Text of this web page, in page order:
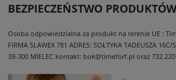
BEZPIECZEŃSTWO PRODUKTÓW
Osoba odpowiedzialna za produkt na terenie UE :
FIRMA SLAWEX 781 ADRES: SOŁTYKA TADEUSZA 16C/
39-300 MIELEC kontakt: bok@timeforf.pl oraz 732 220